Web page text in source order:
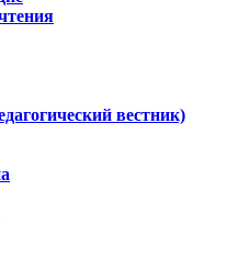
вестник)